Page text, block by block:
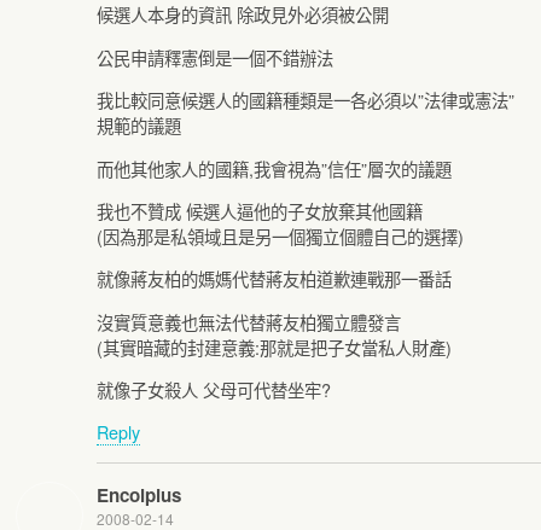
候選人本身的資訊 除政見外必須被公開
公民申請釋憲倒是一個不錯辦法
我比較同意候選人的國籍種類是一各必須以”法律或憲法”
規範的議題
而他其他家人的國籍,我會視為”信任”層次的議題
我也不贊成 候選人逼他的子女放棄其他國籍
(因為那是私領域且是另一個獨立個體自己的選擇)
就像蔣友柏的媽媽代替蔣友柏道歉連戰那一番話
沒實質意義也無法代替蔣友柏獨立體發言
(其實暗藏的封建意義:那就是把子女當私人財產)
就像子女殺人 父母可代替坐牢?
Reply
Encolpius
2008-02-14